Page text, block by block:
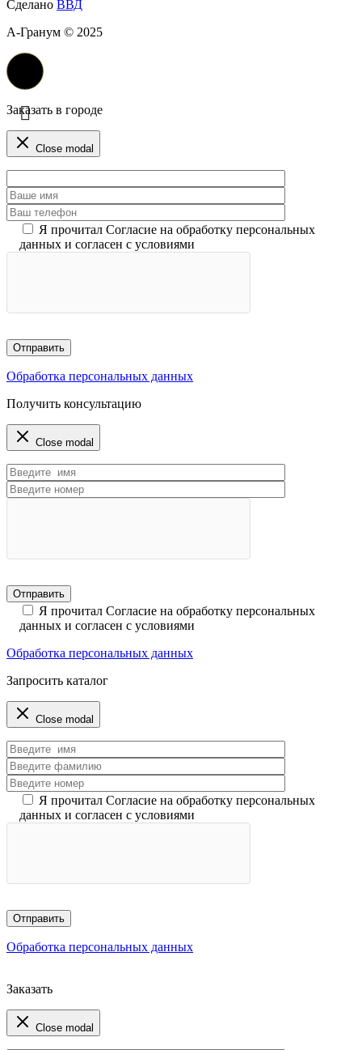
Сделано ВВД
А-Гранум © 2025
Заказать в городе
Close modal
Я прочитал Согласие на обработку персональных
данных и согласен с условиями
Обработка персональных данных
Получить консультацию
Close modal
Я прочитал Согласие на обработку персональных
данных и согласен с условиями
Обработка персональных данных
Запросить каталог
Close modal
Я прочитал Согласие на обработку персональных
данных и согласен с условиями
Обработка персональных данных
Заказать
Close modal